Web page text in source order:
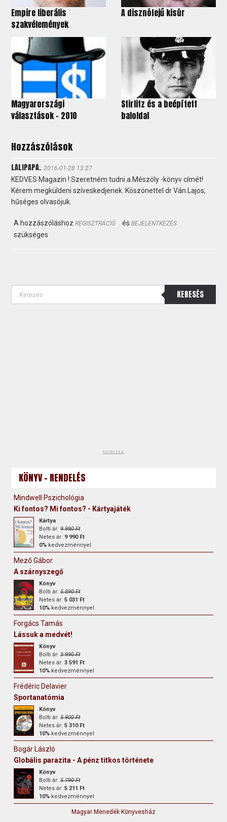
Empire liberális
szakvélemények
A disznófejű kisúr
Magyarországi
választások – 2010
Stirlitz és a beépített
baloldal
Hozzászólások
LALIPAPA. 2016-01-28 13:27
KEDVES Magazin ! Szeretném tudni a Mészöly -könyv címét!
Kérem megküldeni szíveskedjenek. Köszönettel dr Ván Lajos,
hűséges olvasójuk.
A hozzászóláshozREGISZTRÁCIÓ ésBEJELENTKEZÉS
szükséges
KERESÉS
hirdetés
KÖNYV - RENDELÉS
Mindwell Pszichológia
Ki fontos? Mi fontos? - Kártyajáték
Kártya
Bolti ár:9 990 Ft
Netes ár: 9 990 Ft
0% kedvezménnyel
Mező Gábor
A szárnyszegő
Könyv
Bolti ár:5 590 Ft
Netes ár:5 031 Ft
10% kedvezménnyel
Forgács Tamás
Lássuk a medvét!
Könyv
Bolti ár:3 990 Ft
Netes ár:3 591 Ft
10% kedvezménnyel
Frédéric Delavier
Sportanatómia
Könyv
Bolti ár:5 900 Ft
Netes ár:5 310 Ft
10% kedvezménnyel
Bogár László
Globális parazita - A pénz titkos története
Könyv
Bolti ár:5 790 Ft
Netes ár:5 211 Ft
10% kedvezménnyel
Magyar Menedék Könyvesház